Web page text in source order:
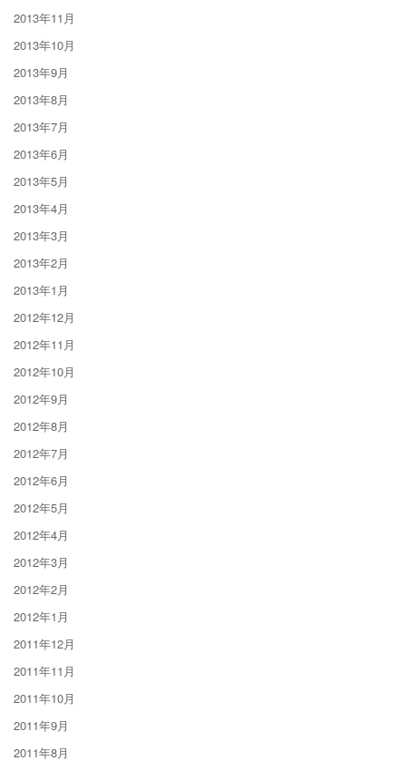
2013年11月
2013年10月
2013年9月
2013年8月
2013年7月
2013年6月
2013年5月
2013年4月
2013年3月
2013年2月
2013年1月
2012年12月
2012年11月
2012年10月
2012年9月
2012年8月
2012年7月
2012年6月
2012年5月
2012年4月
2012年3月
2012年2月
2012年1月
2011年12月
2011年11月
2011年10月
2011年9月
2011年8月